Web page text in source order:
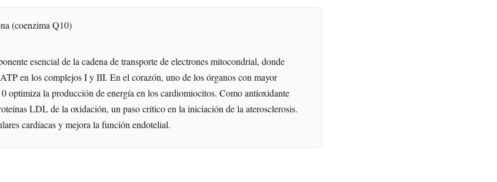
(coenzima Q10)
esencial de la cadena de transporte de electrones mitocondrial, donde
en los complejos I y III. En el corazón, uno de los órganos con mayor
optimiza la producción de energía en los cardiomiocitos. Como antioxidante
LDL de la oxidación, un paso crítico en la iniciación de la aterosclerosis.
cardíacas y mejora la función endotelial.